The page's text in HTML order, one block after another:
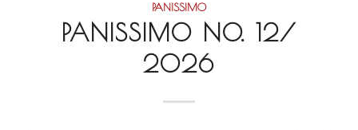
PANISSIMO
PANISSIMO NO. 12/
2026